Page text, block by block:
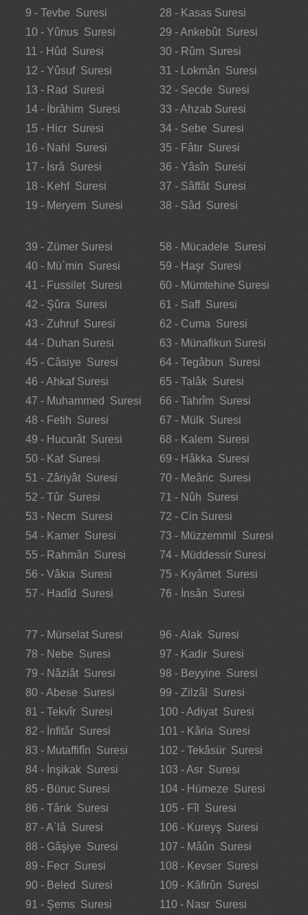
9 - Tevbe Suresi
10 - Yûnus Suresi
11 - Hûd Suresi
12 - Yûsuf Suresi
13 - Rad Suresi
14 - İbrâhim Suresi
15 - Hicr Suresi
16 - Nahl Suresi
17 - İsrâ Suresi
18 - Kehf Suresi
19 - Meryem Suresi
28 - Kasas Suresi
29 - Ankebût Suresi
30 - Rûm Suresi
31 - Lokmân Suresi
32 - Secde Suresi
33 - Ahzab Suresi
34 - Sebe Suresi
35 - Fâtır Suresi
36 - Yâsîn Suresi
37 - Sâffât Suresi
38 - Sâd Suresi
39 - Zümer Suresi
40 - Mü`min Suresi
41 - Fussilet Suresi
42 - Şûra Suresi
43 - Zuhruf Suresi
44 - Duhan Suresi
45 - Câsiye Suresi
46 - Ahkaf Suresi
47 - Muhammed Suresi
48 - Fetih Suresi
49 - Hucurât Suresi
50 - Kaf Suresi
51 - Zâriyât Suresi
52 - Tûr Suresi
53 - Necm Suresi
54 - Kamer Suresi
55 - Rahmân Suresi
56 - Vâkıa Suresi
57 - Hadîd Suresi
58 - Mücadele Suresi
59 - Haşr Suresi
60 - Mümtehine Suresi
61 - Saff Suresi
62 - Cuma Suresi
63 - Münafikun Suresi
64 - Tegâbun Suresi
65 - Talâk Suresi
66 - Tahrîm Suresi
67 - Mülk Suresi
68 - Kalem Suresi
69 - Hâkka Suresi
70 - Meâric Suresi
71 - Nûh Suresi
72 - Cin Suresi
73 - Müzzemmil Suresi
74 - Müddessir Suresi
75 - Kıyâmet Suresi
76 - İnsân Suresi
77 - Mürselat Suresi
78 - Nebe Suresi
79 - Nâziât Suresi
80 - Abese Suresi
81 - Tekvîr Suresi
82 - İnfitâr Suresi
83 - Mutaffifîn Suresi
84 - İnşikak Suresi
85 - Büruc Suresi
86 - Târık Suresi
87 - A`lâ Suresi
88 - Gâşiye Suresi
89 - Fecr Suresi
90 - Beled Suresi
91 - Şems Suresi
96 - Alak Suresi
97 - Kadir Suresi
98 - Beyyine Suresi
99 - Zilzâl Suresi
100 - Adiyat Suresi
101 - Kâria Suresi
102 - Tekâsür Suresi
103 - Asr Suresi
104 - Hümeze Suresi
105 - Fîl Suresi
106 - Kureyş Suresi
107 - Mâûn Suresi
108 - Kevser Suresi
109 - Kâfirûn Suresi
110 - Nasr Suresi